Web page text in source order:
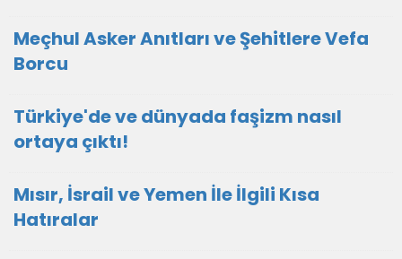
Meçhul Asker Anıtları ve Şehitlere Vefa
Borcu
Türkiye'de ve dünyada faşizm nasıl
ortaya çıktı!
Mısır, İsrail ve Yemen İle İlgili Kısa
Hatıralar